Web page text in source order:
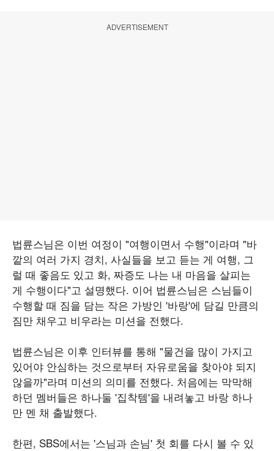
ADVERTISEMENT
법륜스님은 이번 여정이 "여행이면서 수행"이라며 "바
깥의 여러 가지 경치, 사실들을 보고 듣는 게 여행, 그
럴 때 좋음도 있고 화, 짜증도 나는 내 마음을 살피는
게 수행이다"고 설명했다. 이어 법륜스님은 스님들이
수행할 때 짐을 담는 작은 가방인 '바랑'에 담길 만큼의
짐만 채우고 비우라는 미션을 전했다.
법륜스님은 이후 인터뷰를 통해 "물건을 많이 가지고
있어야 안심하는 것으로부터 자유로움을 찾아야 되지
않을까"라며 미션의 의미를 전했다. 처음에는 막막해
하던 멤버들은 하나둘 '집착템'을 내려놓고 바랑 하나
만 멘 채 출발했다.
한편, SBS에서는 '스님과 손님' 첫 회를 다시 볼 수 있